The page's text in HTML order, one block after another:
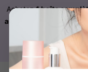
Achetez1 boîte
automatiquement
Livraison OFFERTE